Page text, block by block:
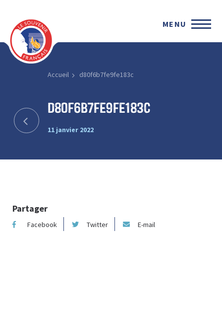
MENU
Accueil d80f6b7fe9fe183c
d80f6b7fe9fe183c
11 janvier 2022
Partager
Facebook Twitter E-mail